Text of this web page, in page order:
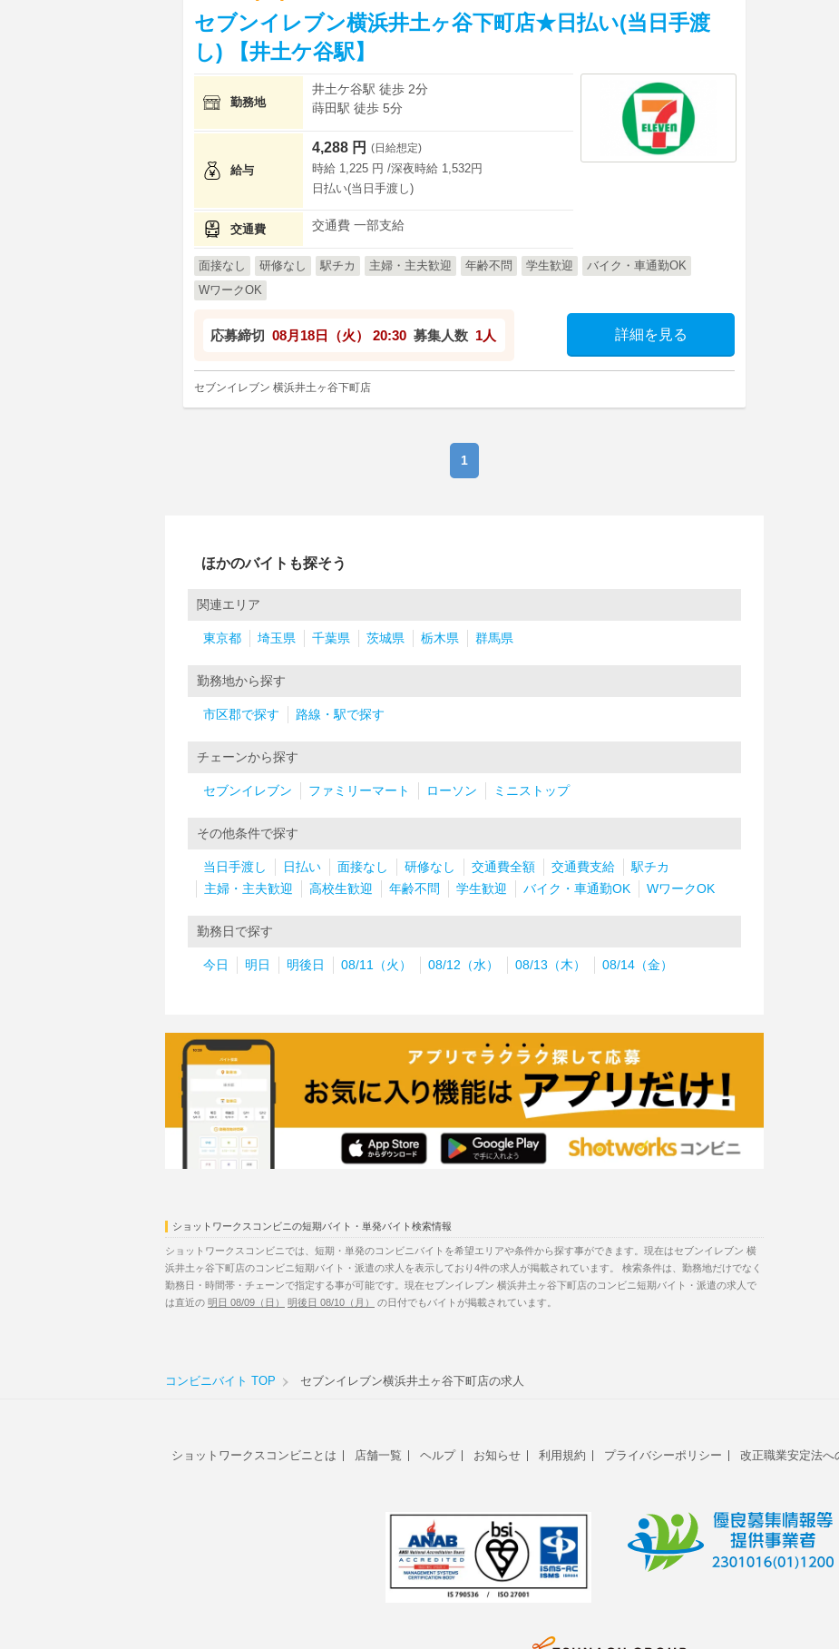
セブンイレブン横浜井土ヶ谷下町店★日払い(当日手渡
し) 【井土ケ谷駅】
勤務地
井土ケ谷駅 徒歩 2分
蒔田駅 徒歩 5分
給与
4,288 円 (日給想定)
時給 1,225 円 /深夜時給 1,532円
日払い(当日手渡し)
交通費 交通費 一部支給
面接なし 研修なし 駅チカ 主婦・主夫歓迎 年齢不問 学生歓迎
バイク・車通勤OK
WワークOK
応募締切 08月18日（火） 20:30 募集人数 1人 詳細を見る
セブンイレブン 横浜井土ヶ谷下町店
1
ほかのバイトも探そう
関連エリア
東京都 埼玉県 千葉県 茨城県 栃木県 群馬県
勤務地から探す
市区郡で探す 路線・駅で探す
チェーンから探す
セブンイレブン ファミリーマート ローソン ミニストップ
その他条件で探す
当日手渡し 日払い 面接なし 研修なし 交通費全額 交通費支給
駅チカ
主婦・主夫歓迎
高校生歓迎 年齢不問 学生歓迎 バイク・車通勤OK WワークOK
勤務日で探す
今日 明日 明後日 08/11（火） 08/12（水） 08/13（木） 08/14（金）
ショットワークスコンビニの短期バイト・単発バイト検索情報
ショットワークスコンビニでは、短期・単発のコンビニバイトを希望エリアや条件から探す事ができます。現在はセブンイレブン 横
浜井土ヶ谷下町店のコンビニ短期バイト・派遣の求人を表示しており4件の求人が掲載されています。 検索条件は、勤務地だけでなく
勤務日・時間帯・チェーンで指定する事が可能です。現在セブンイレブン 横浜井土ヶ谷下町店のコンビニ短期バイト・派遣の求人で
は直近の 明日 08/09（日） 明後日 08/10（月） の日付でもバイトが掲載されています。
コンビニバイト TOP セブンイレブン横浜井土ヶ谷下町店の求人
ショットワークスコンビニとは 店舗一覧 ヘルプ お知らせ 利用規約 プライバシーポリシー 改正職業安定法へ